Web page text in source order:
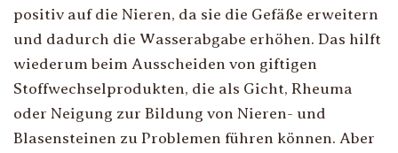
positiv auf die Nieren, da sie die Gefäße erweitern
und dadurch die Wasserabgabe erhöhen. Das hilft
wiederum beim Ausscheiden von giftigen
Stoffwechselprodukten, die als Gicht, Rheuma
oder Neigung zur Bildung von Nieren- und
Blasensteinen zu Problemen führen können. Aber